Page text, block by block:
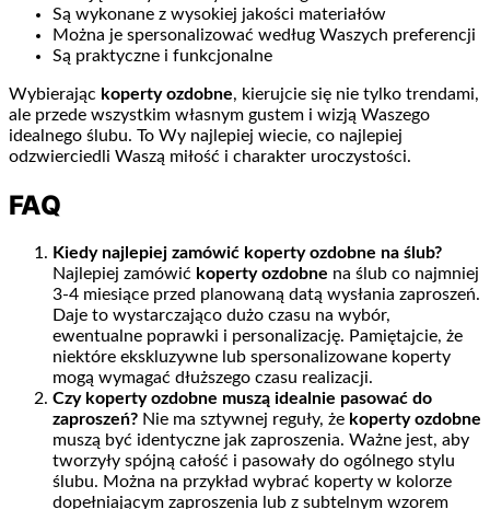
Są wykonane z wysokiej jakości materiałów
Można je spersonalizować według Waszych preferencji
Są praktyczne i funkcjonalne
Wybierając koperty ozdobne, kierujcie się nie tylko trendami,
ale przede wszystkim własnym gustem i wizją Waszego
idealnego ślubu. To Wy najlepiej wiecie, co najlepiej
odzwierciedli Waszą miłość i charakter uroczystości.
FAQ
Kiedy najlepiej zamówić koperty ozdobne na ślub?
Najlepiej zamówić koperty ozdobne na ślub co najmniej
3-4 miesiące przed planowaną datą wysłania zaproszeń.
Daje to wystarczająco dużo czasu na wybór,
ewentualne poprawki i personalizację. Pamiętajcie, że
niektóre ekskluzywne lub spersonalizowane koperty
mogą wymagać dłuższego czasu realizacji.
Czy koperty ozdobne muszą idealnie pasować do
zaproszeń? Nie ma sztywnej reguły, że koperty ozdobne
muszą być identyczne jak zaproszenia. Ważne jest, aby
tworzyły spójną całość i pasowały do ogólnego stylu
ślubu. Można na przykład wybrać koperty w kolorze
dopełniającym zaproszenia lub z subtelnym wzorem